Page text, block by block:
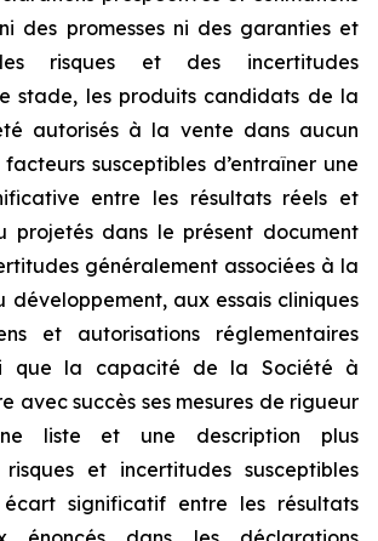
des promesses ni des garanties et
risques et des incertitudes
stade, les produits candidats de la
autorisés à la vente dans aucun
susceptibles d’entraîner une
entre les résultats réels et
projetés dans le présent document
généralement associées à la
développement, aux essais cliniques
et autorisations réglementaires
que la capacité de la Société à
avec succès ses mesures de rigueur
liste et une description plus
et incertitudes susceptibles
écart significatif entre les résultats